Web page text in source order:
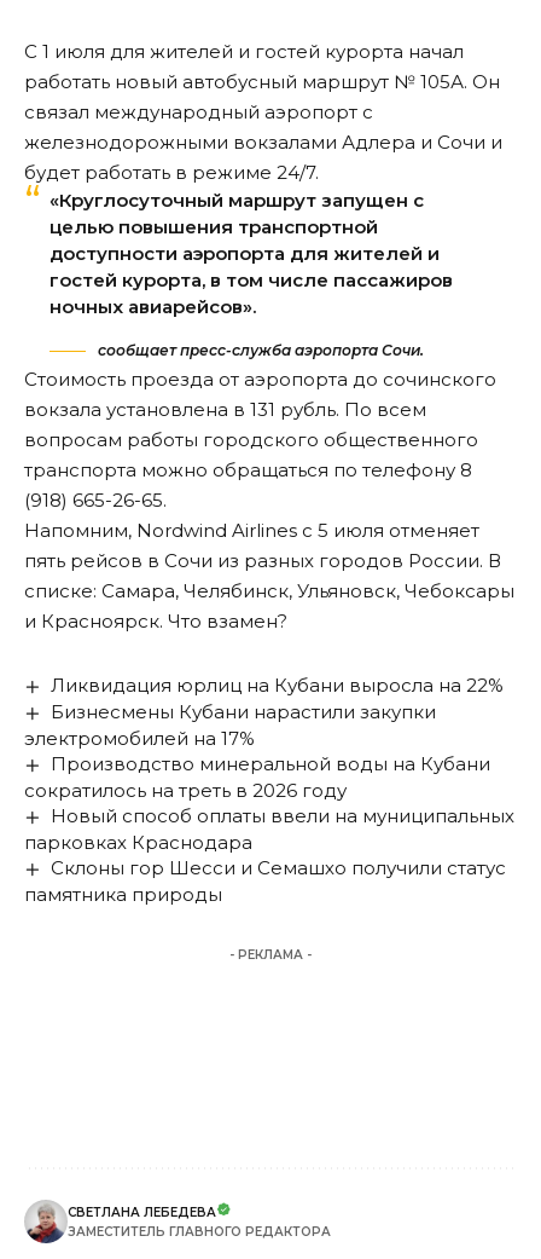
С 1 июля для жителей и гостей курорта начал
работать новый автобусный маршрут № 105А. Он
связал международный аэропорт с
железнодорожными вокзалами Адлера и Сочи и
будет работать в режиме 24/7.
«Круглосуточный маршрут запущен с
целью повышения транспортной
доступности аэропорта для жителей и
гостей курорта, в том числе пассажиров
ночных авиарейсов».
сообщает пресс-служба аэропорта Сочи.
Стоимость проезда от аэропорта до сочинского
вокзала установлена в 131 рубль. По всем
вопросам работы городского общественного
транспорта можно обращаться по телефону 8
(918) 665-26-65.
Напомним, Nordwind Airlines с 5 июля отменяет
пять рейсов в Сочи из разных городов России. В
списке: Самара, Челябинск, Ульяновск, Чебоксары
и Красноярск. Что взамен?
Ликвидация юрлиц на Кубани выросла на 22%
Бизнесмены Кубани нарастили закупки
электромобилей на 17%
Производство минеральной воды на Кубани
сократилось на треть в 2026 году
Новый способ оплаты ввели на муниципальных
парковках Краснодара
Склоны гор Шесси и Семашхо получили статус
памятника природы
- РЕКЛАМА -
СВЕТЛАНА ЛЕБЕДЕВА
ЗАМЕСТИТЕЛЬ ГЛАВНОГО РЕДАКТОРА